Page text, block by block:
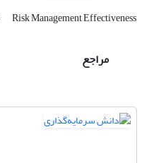
Risk Management Effectiveness
مراجع